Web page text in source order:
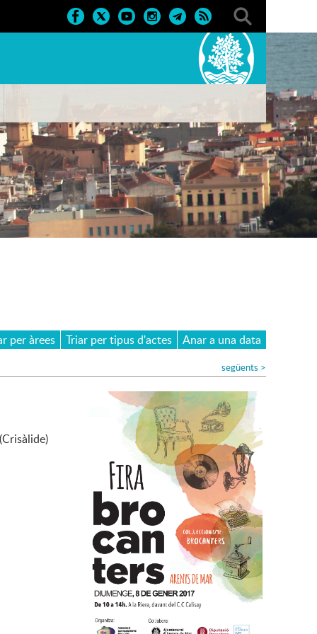
per àrees Triar per tipus d'actes Anar a una data
següents >